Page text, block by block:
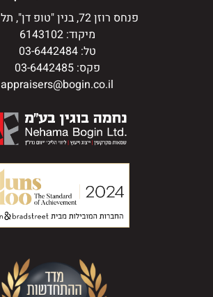
פנחס רוזן 72, בנין "טופ דן", תל אביב
מיקוד: 6143102
טל: 03-6442484
פקס: 03-6442485
appraisers@bogin.co.il